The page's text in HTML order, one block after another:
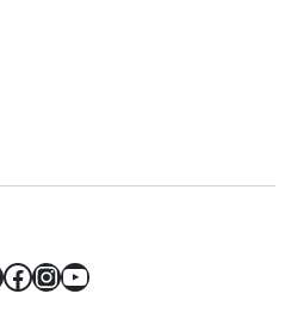
Facebook
Instagram
YouTube